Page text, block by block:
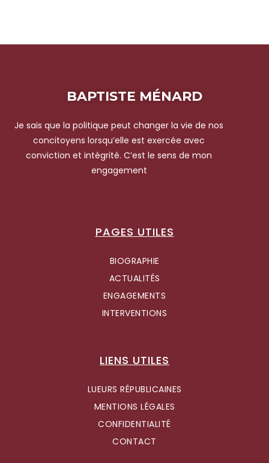
BAPTISTE MÉNARD
Je sais que la politique peut changer la vie de nos
concitoyens lorsqu’elle est exercée avec
conviction et intégrité. C’est le sens de mon
engagement
PAGES UTILES
BIOGRAPHIE
ACTUALITÉS
ENGAGEMENTS
INTERVENTIONS
LIENS UTILES
LUEURS RÉPUBLICAINES
MENTIONS LÉGALES
CONFIDENTIALITÉ
CONTACT